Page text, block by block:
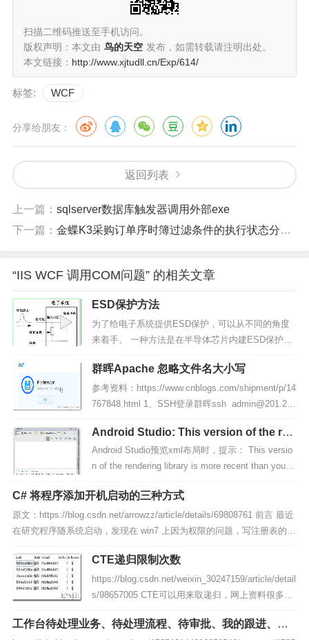
扫描二维码推送至手机访问。
版权声明：本文由 鸟的天空 发布，如需转载请注明出处。
本文链接： http://www.xjtudll.cn/Exp/614/
标签: WCF
分享给朋友：
返回列表
上一篇： sqlserver数据库触发器调用外部exe
下一篇： 金蝶K3采购订单序时簿过滤条件的执行状态分别是什么意思？
“IIS WCF 调用COM问题” 的相关文章
ESD保护方法
为了给电子系统提供ESD保护，可以从不同的角度
来着手。 一种方法是在半导体芯片内建ESD保护架
构。不过，日趋缩小的CMOS芯片已经越来越不足
以承受进行内部2 kV等级的ESD保护所需要的面
积。 其次，也可以在物理电路设计方面下功夫，较
敏感的电路元件应该尽量远离通孔或接缝处，如果
可能的话，线缆连接...
群晖Apache 忽略文件名大小写
参考资料：https://www.cnblogs.com/shipment/p/14
767848.html 1、SSH登录群晖ssh admin@201.20
1.201.1682、修改conf文件权限为777sudo chmod 7
77 /volume1/@appstore/Apache...
Android Studio: This version of the ren
dering library is more recent than your
version of Android Studio
Android Studio预览xml布局时，提示： This versio
n of the rendering library is more recent than your v
ersion of Android Studio. Please update Android St
udio 如图所示...
C# 将程序添加开机启动的三种方式
原文：https://blog.csdn.net/arrowzz/article/details/69808761 前言 最近
在研究程序随系统启动，发现在 win7 上因为权限的问题，写注册表的时
候总是会出现问题，写不进去导致的不能自动启动，随后决定仔细的看
一看这方面的问题。 查资料过程中主要发现有...
CTE递归限制次数
https://blog.csdn.net/weixin_30247159/article/detail
s/98657005 CTE可以用来取递归，网上资料很多，
这里就不再叙述了，今天遇到的需求是要限制只取2
级，然后加了个临时的lev with tree as ( select [C
工作台待处理业务、待处理流程、待审批、我的跟进、预